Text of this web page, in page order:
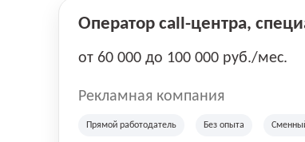
Оператор call-центра,
от 60 000 до 100 000 руб./мес.
Рекламная компания
Прямой работодатель Без опыта